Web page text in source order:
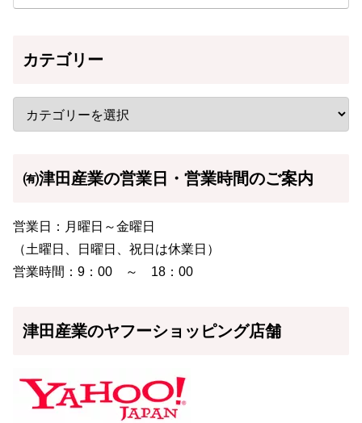
カテゴリー
㈲津田産業の営業日・営業時間のご案内
営業日：月曜日～金曜日
（土曜日、日曜日、祝日は休業日）
営業時間：9：00 ～ 18：00
津田産業のヤフーショッピング店舗